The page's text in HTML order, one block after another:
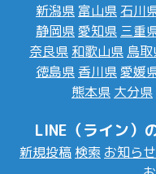
新潟県 富山県 石川
静岡県愛知県 三重
奈良県 和歌山県 鳥
徳島県 香川県愛媛
熊本県 大分県
LINE（ライン）
新規投稿 検索 お知らせ